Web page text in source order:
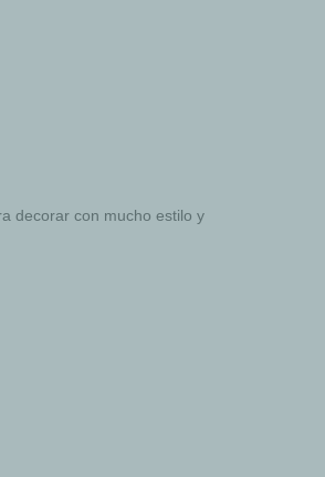
decorar con mucho estilo y